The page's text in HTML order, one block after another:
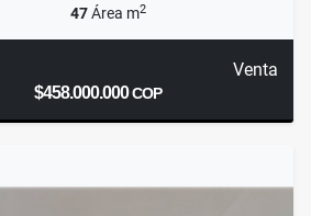
47Área m2
Venta
$458.000.000COP